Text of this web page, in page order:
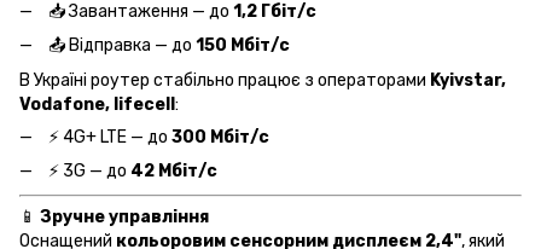
📥 Завантаження — до 1,2 Гбіт/с
📤 Відправка — до 150 Мбіт/с
В Україні роутер стабільно працює з операторами Kyivstar,
Vodafone, lifecell :
⚡ 4G+ LTE — до 300 Мбіт/с
⚡ 3G — до 42 Мбіт/с
📱 Зручне управління
Оснащений кольоровим сенсорним дисплеєм 2,4", який